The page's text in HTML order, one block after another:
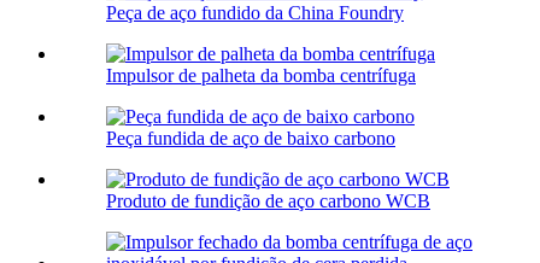
Peça de aço fundido da China Foundry
Impulsor de palheta da bomba centrífuga
Peça fundida de aço de baixo carbono
Produto de fundição de aço carbono WCB